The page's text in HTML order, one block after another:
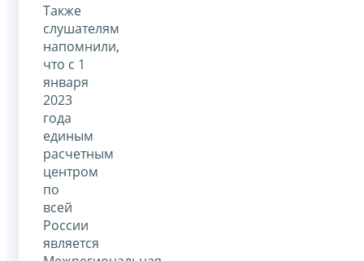
Также
слушателям
напомнили,
что с 1
января
2023
года
единым
расчетным
центром
по
всей
России
является